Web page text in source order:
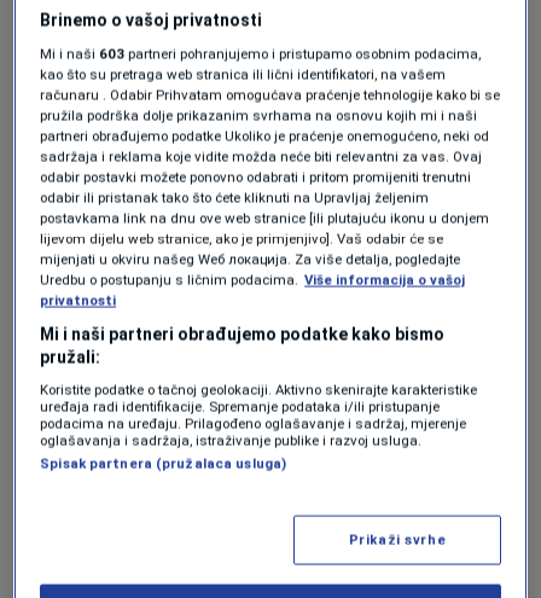
Oglas
Žene će prve osjetiti posljedice, ali
poručuju: Ako treba, neka bude bojkot
odmah!
NOGOMET|7. aug.| 0
PRVI ČOVJEK SVJETSKOG FUDBALA
i konfederacije: Jednoglasno ponavljamo
Brinemo o vašoj privatnosti
Mi i naši 603 partneri pohranjujemo i pristupamo osobnim podacima,
kao što su pretraga web stranica ili lični identifikatori, na vašem
računaru . Odabir Prihvatam omogućava praćenje tehnologije kako bi se
pružila podrška dolje prikazanim svrhama na osnovu kojih mi i naši
partneri obrađujemo podatke Ukoliko je praćenje onemogućeno, neki od
sadržaja i reklama koje vidite možda neće biti relevantni za vas. Ovaj
odabir postavki možete ponovno odabrati i pritom promijeniti trenutni
odabir ili pristanak tako što ćete kliknuti na Upravljaj željenim
postavkama link na dnu ove web stranice [ili plutajuću ikonu u donjem
lijevom dijelu web stranice, ako je primjenjivo]. Vaš odabir će se
mijenjati u okviru našeg Wеб локација. Za više detalja, pogledajte
Uredbu o postupanju s ličnim podacima. Više informacija o vašoj
privatnosti
Mi i naši partneri obrađujemo podatke kako bismo
pružali:
Koristite podatke o tačnoj geolokaciji. Aktivno skenirajte karakteristike
uređaja radi identifikacije. Spremanje podataka i/ili pristupanje
podacima na uređaju. Prilagođeno oglašavanje i sadržaj, mjerenje
oglašavanja i sadržaja, istraživanje publike i razvoj usluga.
Spisak partnera (pružalaca usluga)
Prikaži svrhe